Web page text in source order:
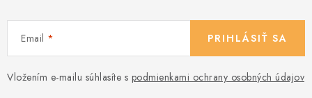
Email
Vložením e-mailu súhlasíte s podmienkami ochrany osobných údajov
PRIHLÁSIŤ SA